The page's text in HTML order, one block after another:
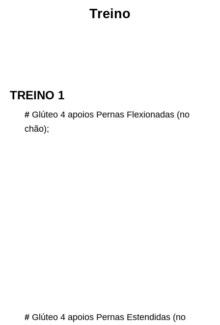
Treino
TREINO 1
# Glúteo 4 apoios Pernas Flexionadas (no
chão);
# Glúteo 4 apoios Pernas Estendidas (no